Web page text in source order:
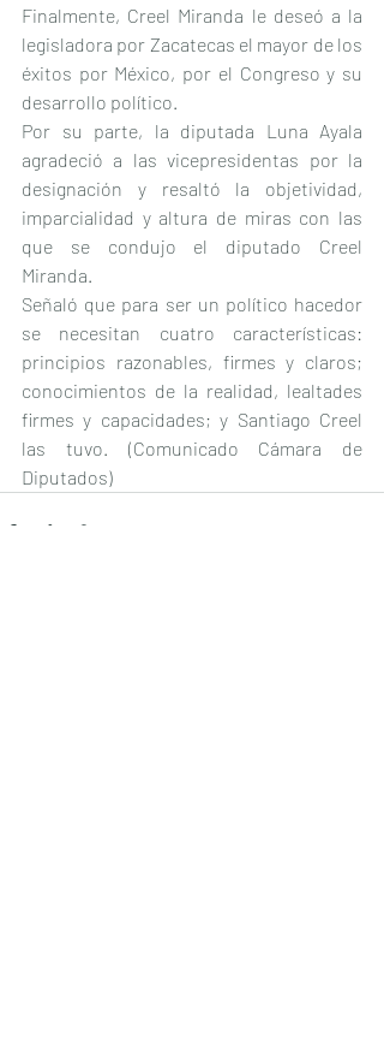
Finalmente, Creel Miranda le deseó a la
legisladora por Zacatecas el mayor de los
éxitos por México, por el Congreso y su
desarrollo político.
Por su parte, la diputada Luna Ayala
agradeció a las vicepresidentas por la
designación y resaltó la objetividad,
imparcialidad y altura de miras con las
que se condujo el diputado Creel
Miranda.
Señaló que para ser un político hacedor
se necesitan cuatro características:
principios razonables, firmes y claros;
conocimientos de la realidad, lealtades
firmes y capacidades; y Santiago Creel
las tuvo. (Comunicado Cámara de
Diputados)